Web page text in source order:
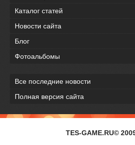
Каталог статей
Новости сайта
Блог
Фотоальбомы
Все последние новости
Полная версия сайта
TES-GAME.RU©